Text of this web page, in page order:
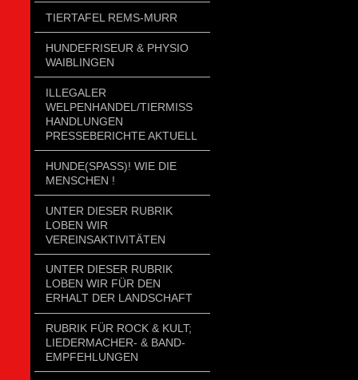
TIERTAFEL REMS-MURR
HUNDEFRISEUR & PHYSIO
WAIBLINGEN
ILLEGALER
WELPENHANDEL/TIERMISSH
ANDLUNGEN P
RESSEBERICHTE AKTUELL
HUNDE(SPASS)! WIE DIE
MENSCHEN !
UNTER DIESER RUBRIK
LOBEN WIR
VEREINSAKTIVITÄTEN
UNTER DIESER RUBRIK
LOBEN WIR FÜR DEN
ERHALT DER LANDSCHAFT
RUBRIK FÜR ROCK & KULT;
LIEDERMACHER- & BAND-
EMPFEHLUNGEN